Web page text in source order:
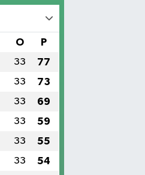
O P
33 77
33 73
33 69
33 59
33 55
33 54